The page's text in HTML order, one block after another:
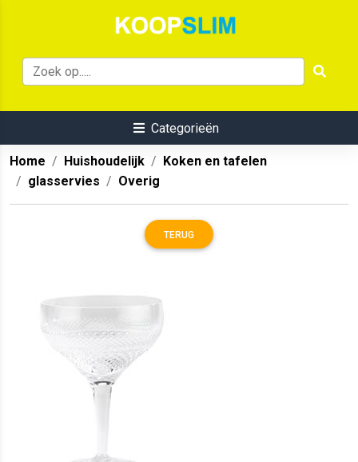
Categorieën
Home Huishoudelijk
Koken en tafelen
glasservies
Overig
TERUG